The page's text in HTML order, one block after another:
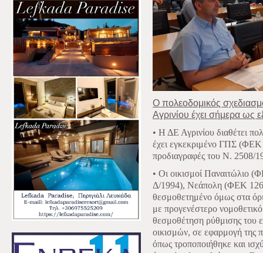
Ο πολεοδομικός
Αγρινίου έχει σήμερα ως
• Η ΔΕ Αγρινίου διαθέτει
έχει εγκεκριμένο ΓΠΣ
προδιαγραφές του Ν. 2508/
• Οι οικισμοί Παναιτώλιο
Δ/1994), Νεάπολη (ΦΕΚ
θεσμοθετημένο όμως στα
με προγενέστερο
θεσμοθέτηση ρύθμισης του
οικισμών, σε εφαρμογή της
όπως τροποποιήθηκε και